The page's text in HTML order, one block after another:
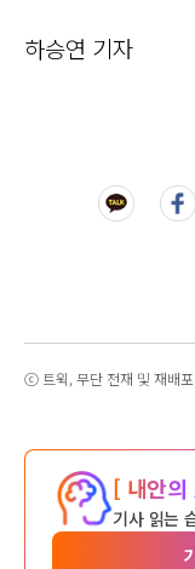
하승연 기자
ⓒ 트윅, 무단 전재 및 재배포
[ 내안의
기사 읽는